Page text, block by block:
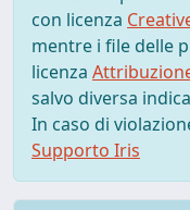
con licenza
mentre i file delle
licenza
salvo diversa
In caso di
Supporto Iris